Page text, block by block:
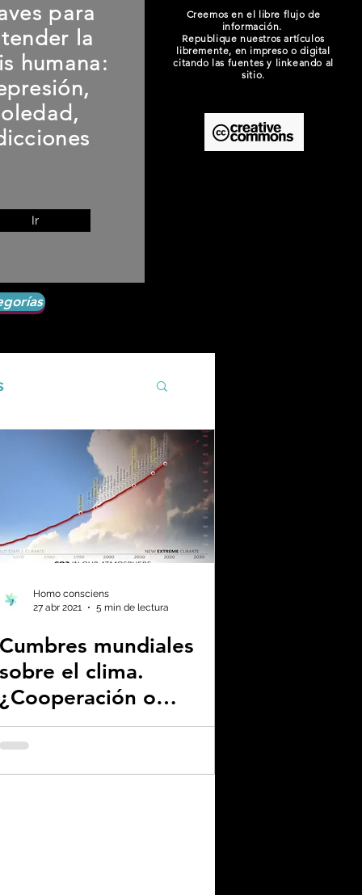
para
la
humana:
Ir
Creemos en el libre flujo de
información.
Republique nuestros artículos
libremente, en impreso o digital
citando las fuentes y linkeando al
sitio.
Agroecología
neutralidad
Homo consciens
27 abr 2021
5 min de lectura
Cumbres mundiales
sobre el clima.
¿Cooperación o
evasión?